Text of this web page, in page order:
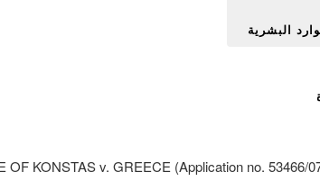
البشرية
OF KONSTAS v. GREECE (Application no.